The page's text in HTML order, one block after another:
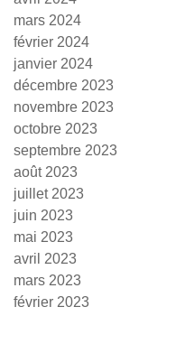
mars 2024
février 2024
janvier 2024
décembre 2023
novembre 2023
octobre 2023
septembre 2023
août 2023
juillet 2023
juin 2023
mai 2023
avril 2023
mars 2023
février 2023